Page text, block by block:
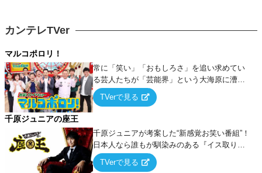
カンテレTVer
マルコポロリ！
常に「笑い」「おもしろさ」を追い求めてい
る芸人たちが「芸能界」という大海原に漕ぎ
出でて、新たなオモシロ人間を発掘する！
TVerで見る
千原ジュニアの座王
千原ジュニアが考案した“新感覚お笑い番組”！
日本人なら誰もが馴染みのある『イス取りゲ
ーム』をベースに、大喜利・ギャグ・モノボ
ケ・歌…など様々なお題で芸人がショートネ
TVerで見る